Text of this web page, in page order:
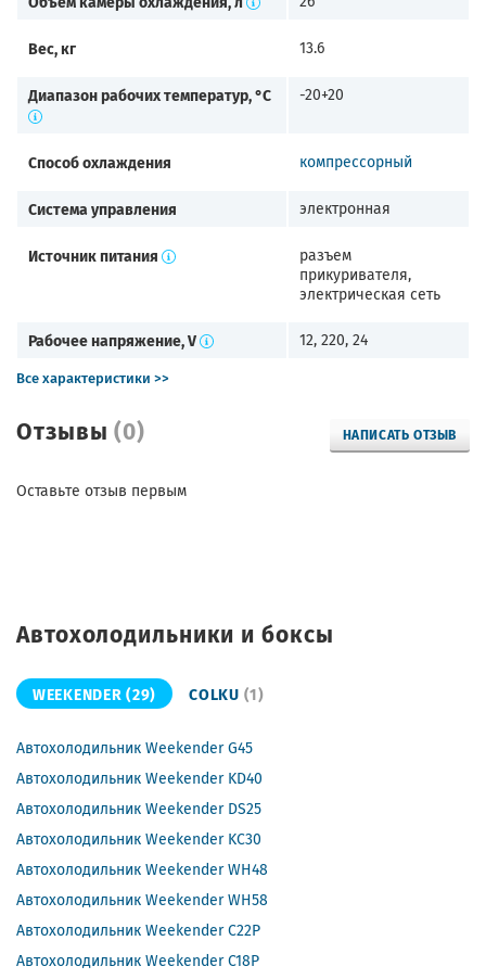
Отзывы(0) НАПИСАТЬ ОТЗЫВ
Оставьте отзыв первым
Вес, кг 13.6
Диапазон рабочих температур, °C -20+20
Способ охлаждения компрессорный
Система управления электронная
Источник питания
разъем
прикуривателя,
электрическая сеть
Рабочее напряжение, V
12, 220, 24
Все характеристики >>
Автохолодильники и боксы
WEEKENDER(29) COLKU (1)
Автохолодильник Weekender G45
Автохолодильник Weekender KD40
Автохолодильник Weekender DS25
Автохолодильник Weekender KC30
Автохолодильник Weekender WH48
Автохолодильник Weekender WH58
Автохолодильник Weekender C22P
Автохолодильник Weekender C18P